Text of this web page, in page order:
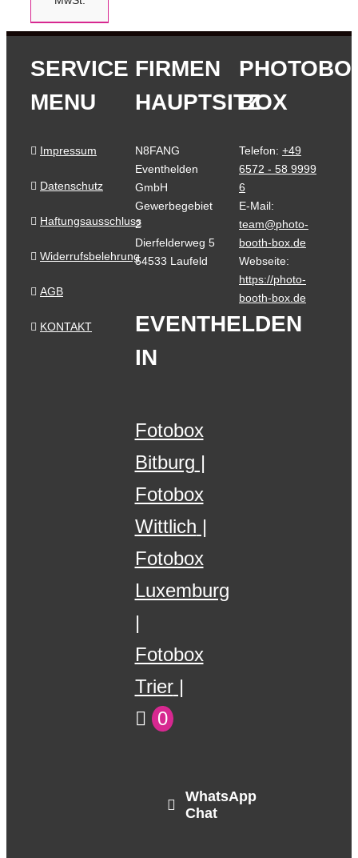
SERVICE
MENU
Impressum
Datenschutz
Haftungsausschluss
Widerrufsbelehrung
AGB
KONTAKT
FIRMEN
HAUPTSITZ
N8FANG
Eventhelden
GmbH
Gewerbegebiet
2
Dierfelderweg 5
54533 Laufeld
BOX
Telefon: +49
6572 - 58 9999
6
E-Mail:
team@photo-
booth-box.de
Webseite:
https://photo-
booth-box.de
EVENTHELDEN
IN
Fotobox
Bitburg
Fotobox
Wittlich
Fotobox
Luxemburg
Fotobox
Trier
0
WhatsApp
Chat